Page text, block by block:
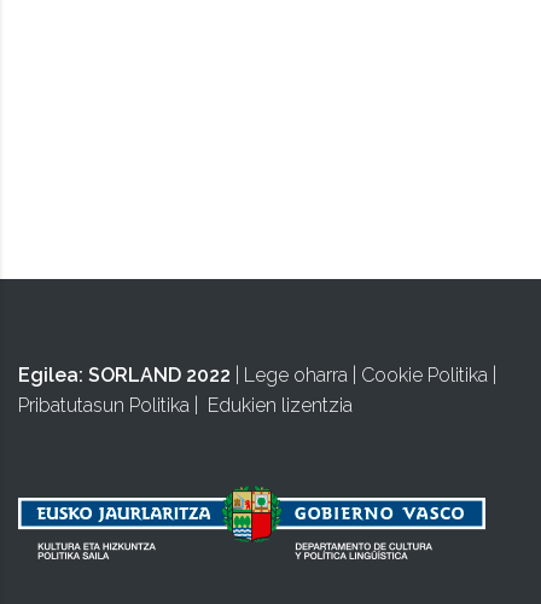
Egilea: SORLAND 2022 Lege oharra Cookie Politika
Pribatutasun Politika
Edukien lizentzia